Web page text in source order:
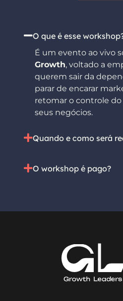
O que é esse
É um evento ao vivo
Growth, voltado a
querem sair da
parar de encarar
retomar o controle
seus negócios.
Quando e como será
O workshop é pago?